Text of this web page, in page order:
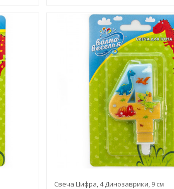
Свеча Цифра, 4 Динозаврики, 9 см